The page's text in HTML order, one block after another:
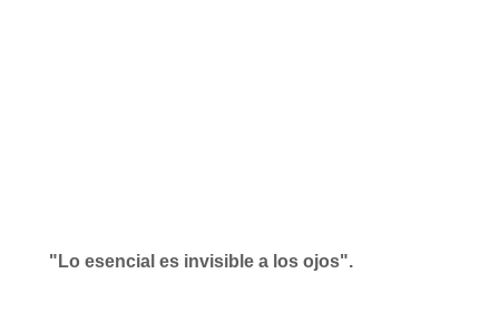
"Lo esencial es invisible a los ojos".